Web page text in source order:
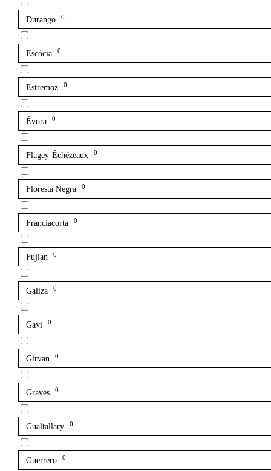
Durango 0
Escócia 0
Estremoz 0
Évora 0
Flagey-Échézeaux 0
Floresta Negra 0
Franciacorta 0
Fujian 0
Galiza 0
Gavi 0
Girvan 0
Graves 0
Gualtallary 0
Guerrero 0